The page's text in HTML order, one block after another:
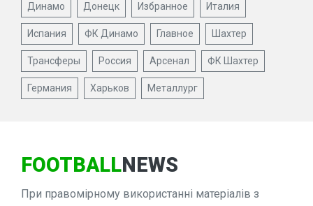
Динамо Донецк Избранное Италия
Испания ФК Динамо Главное Шахтер
Трансферы Россия Арсенал ФК Шахтер
Германия Харьков Металлург
FOOTBALLNEWS
При правомірному використанні матеріалів з